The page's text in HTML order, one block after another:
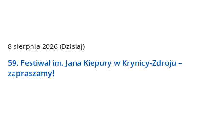
8 sierpnia 2026(Dzisiaj)
59. Festiwal im. Jana Kiepury w Krynicy-Zdroju –
zapraszamy!